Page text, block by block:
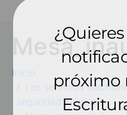
Inicio
Los servicios
seguridad jurídica
próximo